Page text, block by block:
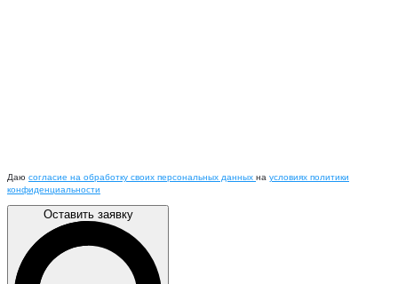
Даю согласие на обработку своих персональных данных на условиях политики
конфиденциальности
Оставить заявку